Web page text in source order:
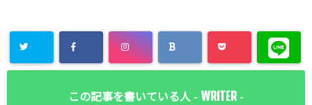
この記事を書いている人 - WRITER -